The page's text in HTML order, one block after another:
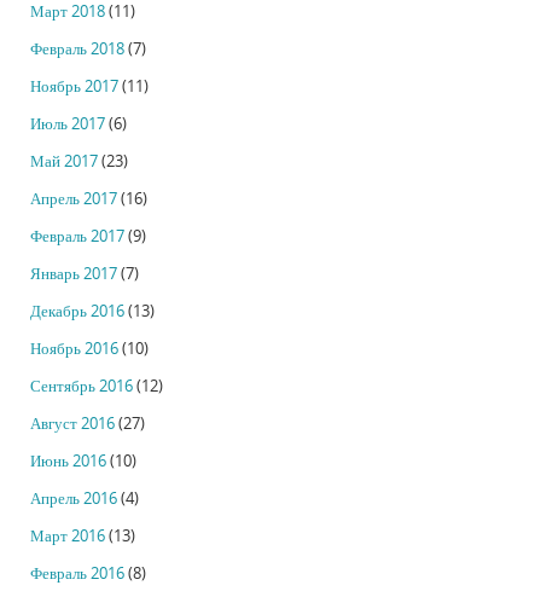
Март 2018(11)
Февраль 2018(7)
Ноябрь 2017(11)
Июль 2017(6)
Май 2017(23)
Апрель 2017(16)
Февраль 2017(9)
Январь 2017(7)
Декабрь 2016(13)
Ноябрь 2016(10)
Сентябрь 2016(12)
Август 2016(27)
Июнь 2016(10)
Апрель 2016(4)
Март 2016(13)
Февраль 2016(8)